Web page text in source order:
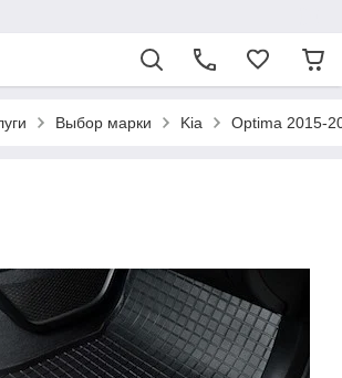
Выбор марки Kia Optima 2015-